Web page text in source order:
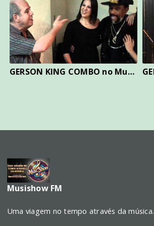
GERSON KING COMBO no Musishow
Musishow FM
Uma viagem no tempo através da música.